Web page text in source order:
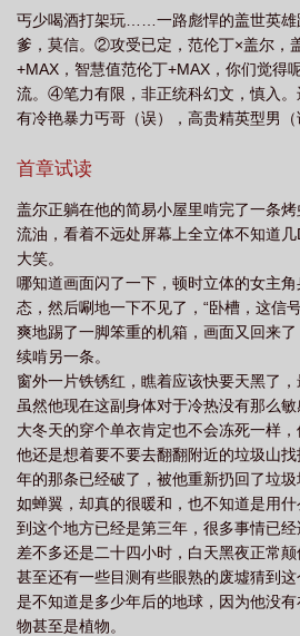
雄许冠文国语版免费观看 丐世英雄粤语 丐
雄 许冠文吴君如丐世英雄 丐世英雄电影完
读 丐世英雄 高清 丐世英雄电影完整版
雄sisimo 丐世英雄bysisimo 丐世英雄
世英雄1992 丐世英雄拼音 丐世英雄 电影
英雄国语在线观看
冠文免费观看 丐世英雄TXT百度 丐世英雄
文粤语 丐世英雄百度 丐世英雄电影免费观
放 许冠文的丐世英雄
宗利华 丐世英雄1992粤语未删减版 丐世英
表 丐世英雄 国语 食戟之丐世英雄 丐世
在哪能看 丐世英雄演员表 丐世英雄1992国
文免费观看高清 丐世英雄国语完整电影
丐少喝酒打架玩……一路彪悍的盖世英
爹，莫信。②攻受已定，范伦丁×盖尔，
+MAX，智慧值范伦丁+MAX，你们觉得
流。④笔力有限，非正统科幻文，慎入
有冷艳暴力丐哥（误），高贵精英型男
事。避雷：狗血天雷汤姆苏，呃，似乎还
首章试读
盖尔正躺在他的简易小屋里啃完了一条
流油，看着不远处屏幕上全立体不知道
大笑。
哪知道画面闪了一下，顿时立体的女主
态，然后唰地一下不见了，“卧槽，这信
爽地踢了一脚笨重的机箱，画面又回来
续啃另一条。
窗外一片铁锈红，瞧着应该快要天黑了，
虽然他现在这副身体对于冷热没有那么
大冬天的穿个单衣肯定也不会冻死一样，
他还是想着要不要去翻翻附近的垃圾山
年的那条已经破了，被他重新扔回了垃
如蝉翼，却真的很暖和，也不知道是用什
到这个地方已经是第三年，很多事情已
差不多还是二十四小时，白天黑夜正常颠
甚至还有一些目测有些眼熟的废墟猜到
是不知道是多少年后的地球，因为他没
物甚至是植物。